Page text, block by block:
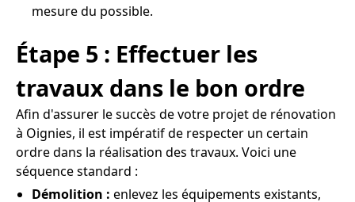
mesure du possible.
Étape 5 : Effectuer les
travaux dans le bon ordre
Afin d'assurer le succès de votre projet de rénovation
à Oignies, il est impératif de respecter un certain
ordre dans la réalisation des travaux. Voici une
séquence standard :
Démolition : enlevez les équipements existants,